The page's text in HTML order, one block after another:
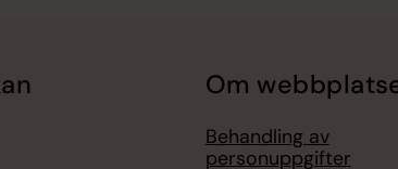
Om
Behandling av
personuppgifter